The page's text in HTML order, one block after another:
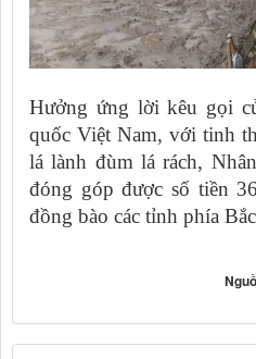
Hưởng ứng lời kêu gọi
quốc Việt Nam, với tinh
lá lành đùm lá rách,
đóng góp được số tiền
đồng bào các tỉnh phía